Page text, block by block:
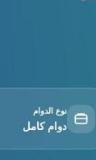
نوع الدوام
دوام كامل